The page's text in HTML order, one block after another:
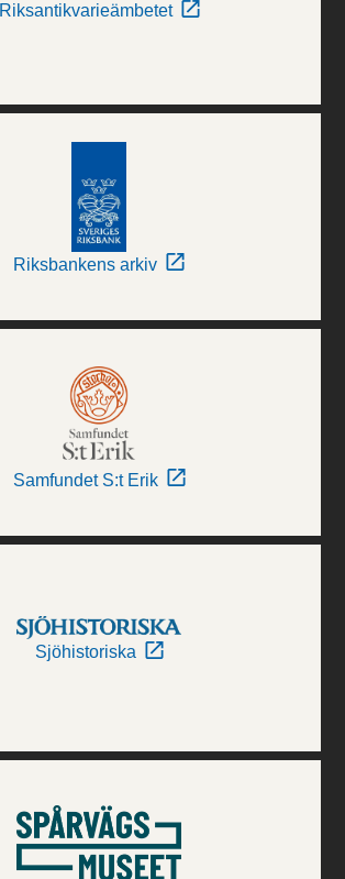
Riksantikvarieämbetet
Riksbankens arkiv
Samfundet S:t Erik
Sjöhistoriska